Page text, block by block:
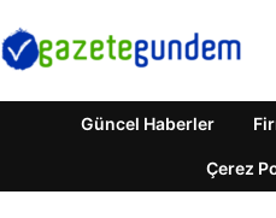
Güncel Haberler
Çerez